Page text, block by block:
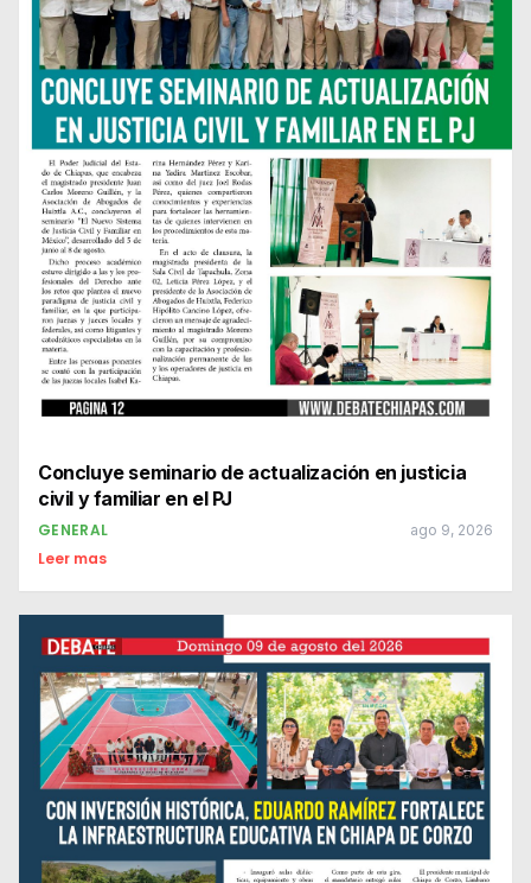
Concluye seminario de actualización en justicia
civil y familiar en el PJ
GENERAL ago 9, 2026
Leer mas